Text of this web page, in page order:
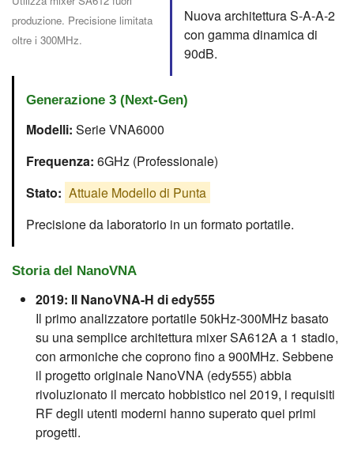
produzione. Precisione limitata
oltre i 300MHz.
Nuova architettura S-A-A-2
con gamma dinamica di
90dB.
Generazione 3 (Next-Gen)
Modelli: Serie VNA6000
Frequenza: 6GHz (Professionale)
Stato: Attuale Modello di Punta
Precisione da laboratorio in un formato portatile.
Storia del NanoVNA
2019: Il NanoVNA-H di edy555
Il primo analizzatore portatile 50kHz-300MHz basato
su una semplice architettura mixer SA612A a 1 stadio,
con armoniche che coprono fino a 900MHz. Sebbene
il progetto originale NanoVNA (edy555) abbia
rivoluzionato il mercato hobbistico nel 2019, i requisiti
RF degli utenti moderni hanno superato quei primi
progetti.